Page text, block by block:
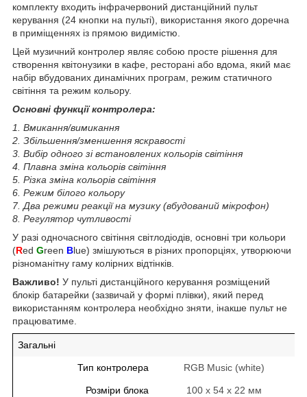
комплекту входить інфрачервоний дистанційний пульт
керування (24 кнопки на пульті), використання якого доречна
в приміщеннях із прямою видимістю.
Цей музичний контролер являє собою просте рішення для
створення квітонузики в кафе, ресторані або вдома, який має
набір вбудованих динамічних програм, режим статичного
світіння та режим кольору.
Основні функції контролера:
1. Вмикання/вимикання
2. Збільшення/зменшення яскравості
3. Вибір одного зі встановлених кольорів світіння
4. Плавна зміна кольорів світіння
5. Різка зміна кольорів світіння
6. Режим білого кольору
7. Два режими реакції на музику (вбудований мікрофон)
8. Регулятор чутливості
У разі одночасного світіння світлодіодів, основні три кольори
(Red Green Blue) змішуються в різних пропорціях, утворюючи
різноманітну гаму колірних відтінків.
Важливо! У пульті дистанційного керування розміщений
блокір батарейки (зазвичай у формі плівки), який перед
використанням контролера необхідно зняти, інакше пульт не
працюватиме.
Загальні
Тип контролера RGB Music (white)
Розміри блока 100 x 54 x 22 мм